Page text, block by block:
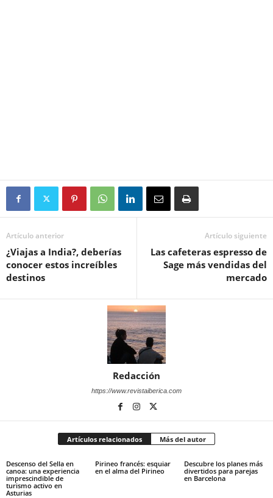
Artículo anterior
¿Viajas a India?, deberías
conocer estos increíbles
destinos
Artículo siguiente
Las cafeteras espresso de
Sage más vendidas del
mercado
Redacción
https://www.revistaiberica.com
Artículos relacionados Más del autor
Descenso del Sella en
canoa: una experiencia
imprescindible de
turismo activo en
Asturias
Pirineo francés: esquiar
en el alma del Pirineo
Descubre los planes más
divertidos para parejas
en Barcelona